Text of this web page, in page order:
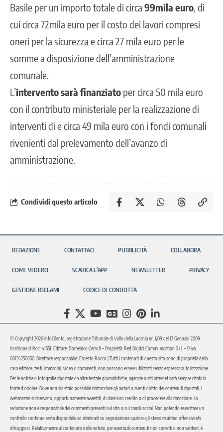
Basile per un importo totale di circa 99mila euro , di
cui circa 72mila euro per il costo dei lavori compresi
oneri per la sicurezza e circa 27 mila euro per le
somme a disposizione dell’amministrazione
comunale.
L’intervento sarà finanziato per circa 50 mila euro
con il contributo ministeriale per la realizzazione di
interventi di e circa 49 mila euro con i fondi comunali
rivenienti dal prelevamento dell’avanzo di
amministrazione.
Condividi questo articolo
REDAZIONE CONTATTACI PUBBLICITÀ COLLABORA
COME VEDERCI SCARICA L’APP NEWSLETTER PRIVACY
GESTIONE RECLAMI CODICE DI CONDOTTA
© Copyright 2026 InfoCilento, registrazione Tribunale di Vallo della Lucania nr. 1/09 del 12 Gennaio 2009.
Iscrizione al Roc: 41551. Editore: Domenico Cerruti – Proprietà: Red Digital Communication S.r.l. – P.iva
06134250650. Direttore responsabile: Ernesto Rocco | Tutti i contenuti di questo sito sono di proprietà della
casa editrice, testi, immagini, video o commenti, non possono essere utilizzati senza espressa autorizzazione.
Per le notizie o fotografie riportate da altre testate giornalistiche, agenzie o siti internet sarà sempre citata la
fonte d’origine. Dove non sia stato possibile rintracciare gli autori o aventi diritto dei contenuti riportati, i
webmaster si riservano, opportunamente avvertiti, di dare loro credito o di procedere alla rimozione. La
redazione non è responsabile dei commenti presenti sul sito o sui canali social. Non potendo esercitare un
controllo continuo resta disponibile ad eliminarli su segnalazione qualora gli stessi risultino offensivi e/o
oltraggiosi. Relativamente al contenuto delle notizie, per eventuali contenuti non corretti o non veritieri, è